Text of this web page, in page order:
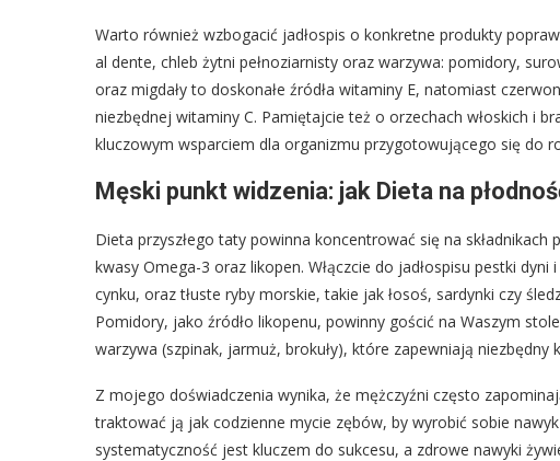
Warto również wzbogacić jadłospis o konkretne produkty
al dente, chleb żytni pełnoziarnisty oraz warzywa: pomidory,
oraz migdały to doskonałe źródła witaminy E, natomiast
niezbędnej witaminy C. Pamiętajcie też o orzechach włoskich i
kluczowym wsparciem dla organizmu przygotowującego się do
Męski punkt widzenia: jak Dieta na
Dieta przyszłego taty powinna koncentrować się na
kwasy Omega-3 oraz likopen. Włączcie do jadłospisu pestki
cynku, oraz tłuste ryby morskie, takie jak łosoś, sardynki czy
Pomidory, jako źródło likopenu, powinny gościć na Waszym
warzywa (szpinak, jarmuż, brokuły), które zapewniają niezbędny
Z mojego doświadczenia wynika, że mężczyźni często
traktować ją jak codzienne mycie zębów, by wyrobić sobie
systematyczność jest kluczem do sukcesu, a zdrowe nawyki